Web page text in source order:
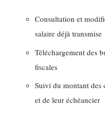
Consultation et
salaire déjà transmise
Téléchargement des
fiscales
Suivi du montant des
et de leur échéancier